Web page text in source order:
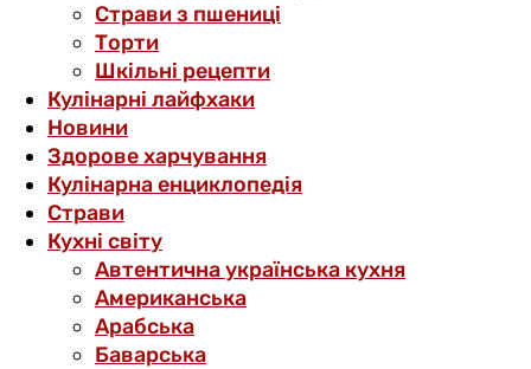
Страви з пшениці
Торти
Шкільні рецепти
Кулінарні лайфхаки
Новини
Здорове харчування
Кулінарна енциклопедія
Страви
Кухні світу
Автентична українська кухня
Американська
Арабська
Баварська